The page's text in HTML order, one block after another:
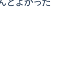
とよかった